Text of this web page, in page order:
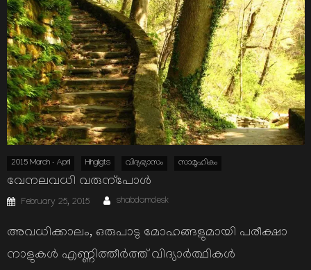
2015 March - April Hihgligts വിദ്യഭ്യാസം സാമൂഹികം
വേനലവധി വരുന്പോള്‍
Posted
on
February 25, 2015 Author
shabdamdesk
അവധിക്കാലം, ഒരുപാടു മോഹങ്ങളുമായി പരീക്ഷാ
നാളുകള്‍ എണ്ണിത്തീര്‍ത്ത് വിദ്യാര്‍ത്ഥികള്‍